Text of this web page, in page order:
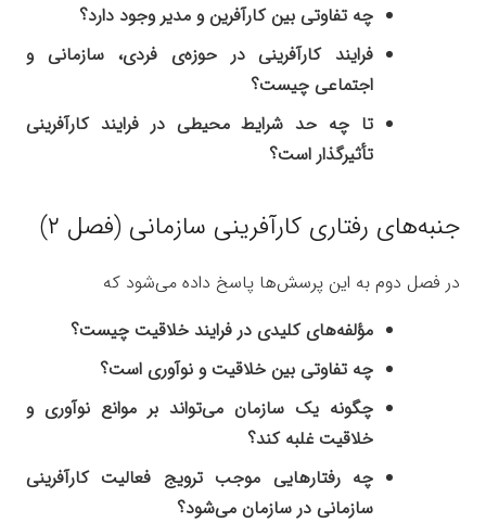
چه تفاوتی بین کارآفرین و مدیر وجود دارد؟
فرایند کارآفرینی در حوزه‌ی فردی، سازمانی و
اجتماعی چیست؟
تا چه حد شرایط محیطی در فرایند کارآفرینی
تأثیرگذار است؟
جنبه‌های رفتاری کارآفرینی سازمانی (فصل ۲)
در فصل دوم به این پرسش‌ها پاسخ داده می‌شود که
مؤلفه‌های کلیدی در فرایند خلاقیت چیست؟
چه تفاوتی بین خلاقیت و نوآوری است؟
چگونه یک سازمان می‌تواند بر موانع نوآوری و
خلاقیت غلبه کند؟
چه رفتارهایی موجب ترویج فعالیت کارآفرینی
سازمانی در سازمان می‌شود؟